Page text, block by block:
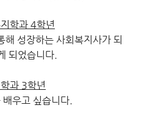
학과 4학년
성장하는 사회복지사가 되
되었습니다.
과 3학년
우고 싶습니다.